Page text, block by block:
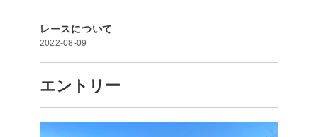
レースについて
2022-08-09
エントリー